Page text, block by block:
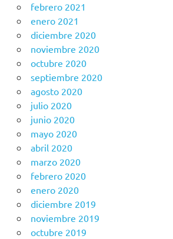
febrero 2021
enero 2021
diciembre 2020
noviembre 2020
octubre 2020
septiembre 2020
agosto 2020
julio 2020
junio 2020
mayo 2020
abril 2020
marzo 2020
febrero 2020
enero 2020
diciembre 2019
noviembre 2019
octubre 2019